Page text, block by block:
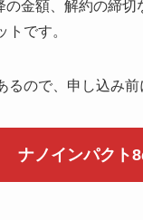
金額、解約の締
です。
るので、申し込み
ナノインパクト